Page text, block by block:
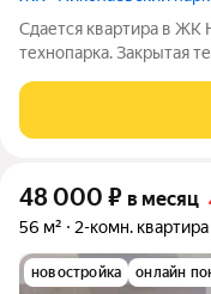
Сдается квартира в ЖК
технопарка. Закрытая
подземный паркинг. В
мебель и техника для
48 000 ₽ в месяц
56 м² 2-комн. квартира
новостройка онлайн